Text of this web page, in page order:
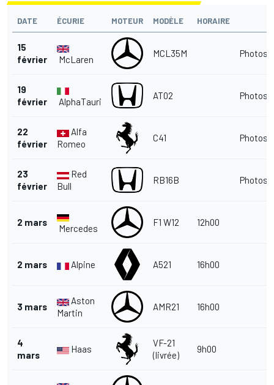
DATE ÉCURIE MOTEUR MODÈLE HORAIRE
15
février
McLaren
MCL35M Photos
19
février
AlphaTauri
AT02 Photos
22
février
Alfa
Romeo
C41 Photos
23
février
Red
Bull
RB16B Photos
2 mars
Mercedes
F1 W12 12h00
2 mars Alpine A521 16h00
3 mars
Aston
Martin
AMR21 16h00
4
mars
Haas
VF-21
(livrée)
9h00